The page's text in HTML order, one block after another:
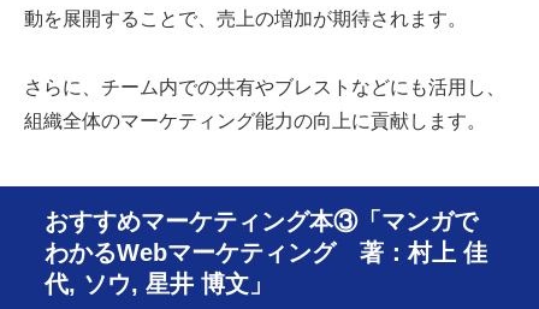
動を展開することで、売上の増加が期待されます。
さらに、チーム内での共有やブレストなどにも活用し、
組織全体のマーケティング能力の向上に貢献します。
おすすめマーケティング本③「マンガで
わかるWebマーケティング 著：村上 佳
代, ソウ, 星井 博文」